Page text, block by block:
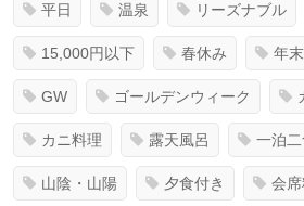
平日 温泉 リーズナブル
15,000円以下 春休み 年
GW ゴールデンウィーク
カニ料理 露天風呂 一泊二
山陰・山陽 夕食付き 会